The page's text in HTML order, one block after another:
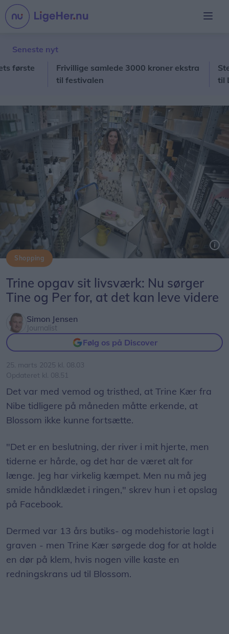
Seneste nyt
Frivillige samlede 3000 kroner ekstra
til festivalen
Stefans
til
Shopping
Trine opgav sit livsværk: Nu sørger
Tine og Per for, at det kan leve videre
Simon Jensen
Journalist
Følg os på Discover
25. marts 2025 kl. 08.03
Opdateret kl. 08.51
Det var med vemod og tristhed, at Trine Kær fra
Nibe tidligere på måneden måtte erkende, at
Blossom ikke kunne fortsætte.
"Det er en beslutning, der river i mit hjerte, men
tiderne er hårde, og det har de været alt for
længe. Jeg har virkelig kæmpet. Men nu må jeg
smide håndklædet i ringen," skrev hun i et opslag
på Facebook.
Dermed var 13 års butiks- og modehistorie lagt i
graven - men Trine Kær sørgede dog for at holde
en dør på klem, hvis nogen ville kaste en
redningskrans ud til Blossom.